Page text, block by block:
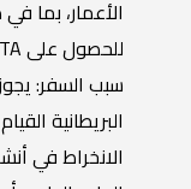
الأعمار، بما
للحصول على ETA.
البريطانية
الانخراط في